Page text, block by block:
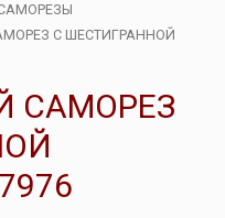
С ШЕСТИГРАННОЙ
САМОРЕЗ